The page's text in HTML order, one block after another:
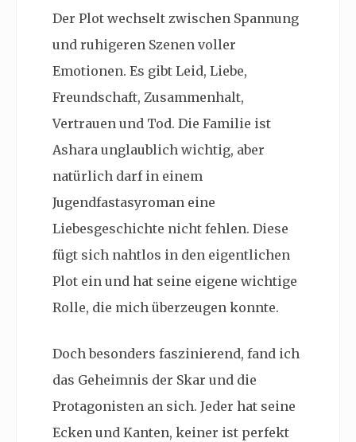
Der Plot wechselt zwischen Spannung
und ruhigeren Szenen voller
Emotionen. Es gibt Leid, Liebe,
Freundschaft, Zusammenhalt,
Vertrauen und Tod. Die Familie ist
Ashara unglaublich wichtig, aber
natürlich darf in einem
Jugendfastasyroman eine
Liebesgeschichte nicht fehlen. Diese
fügt sich nahtlos in den eigentlichen
Plot ein und hat seine eigene wichtige
Rolle, die mich überzeugen konnte.
Doch besonders faszinierend, fand ich
das Geheimnis der Skar und die
Protagonisten an sich. Jeder hat seine
Ecken und Kanten, keiner ist perfekt